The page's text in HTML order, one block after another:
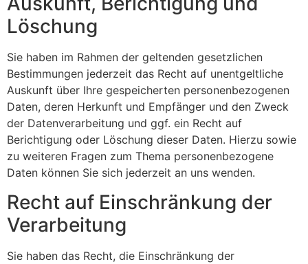
Löschung
Sie haben im Rahmen der geltenden gesetzlichen
Bestimmungen jederzeit das Recht auf unentgeltliche
Auskunft über Ihre gespeicherten personenbezogenen
Daten, deren Herkunft und Empfänger und den Zweck
der Datenverarbeitung und ggf. ein Recht auf
Berichtigung oder Löschung dieser Daten. Hierzu sowie
zu weiteren Fragen zum Thema personenbezogene
Daten können Sie sich jederzeit an uns wenden.
Recht auf Einschränkung der
Verarbeitung
Sie haben das Recht, die Einschränkung der